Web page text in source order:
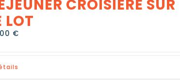
CROISIÈRE SUR
LOT
€